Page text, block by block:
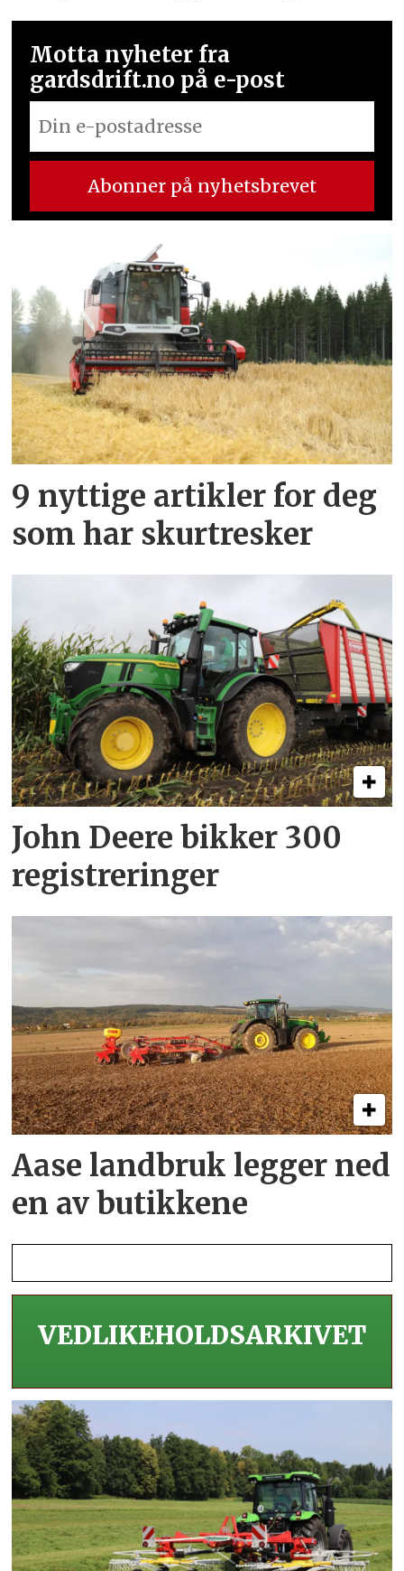
Motta nyheter fra
gardsdrift.no på e-post
9 nyttige artikler for deg
som har skurtresker
John Deere bikker 300
registreringer
Aase landbruk legger ned
en av butikkene
VEDLIKEHOLDS­ARKIVET